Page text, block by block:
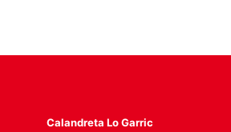
Calandreta Lo Garric